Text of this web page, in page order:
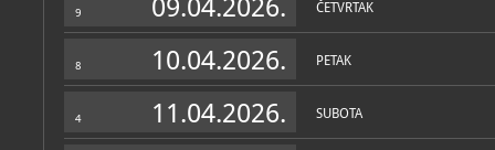
9 09.04.2026. ČETVRTAK
8 10.04.2026. PETAK
4 11.04.2026. SUBOTA
Brdovec, Marija Gorica,
Samostalno djeluje od
katu i galerijski prostor
nazvan „Izložbeni salon
idejnom utemeljitelju
likovnom kritičaru i